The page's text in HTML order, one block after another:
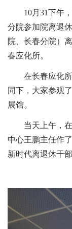
10月 31 下午
分院参加院离退
院、长春分院）
春应化所。
在长春应化
同下，大家参观
展馆。
当天上午，
中心王鹏主任作
新时代离退休干